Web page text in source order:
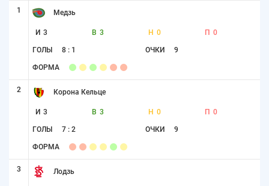
1 Медзь
И 3 В 3 Н 0 П 0
ГОЛЫ 8 : 1 ОЧКИ 9
ФОРМА
2 Корона Кельце
И 3 В 3 Н 0 П 0
ГОЛЫ 7 : 2 ОЧКИ 9
ФОРМА
3 Лодзь